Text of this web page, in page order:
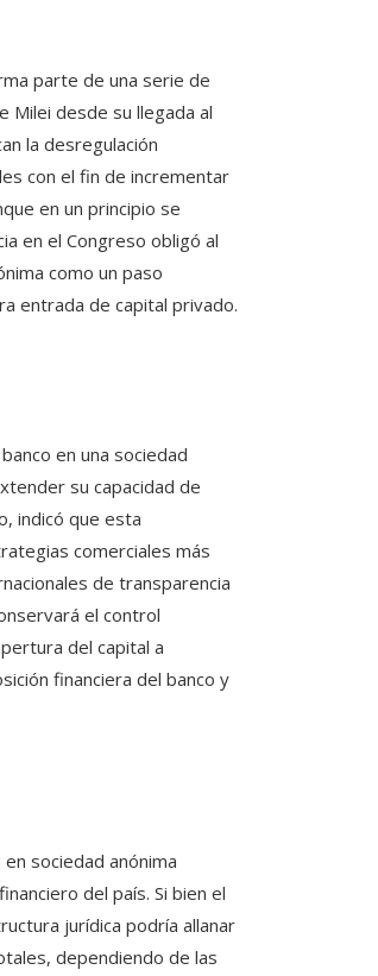
parte de una serie de
Milei desde su llegada al
la desregulación
con el fin de incrementar
en un principio se
en el Congreso obligó al
como un paso
entrada de capital privado.
en una sociedad
su capacidad de
indicó que esta
comerciales más
de transparencia
el control
del capital a
financiera del banco y
sociedad anónima
del país. Si bien el
jurídica podría allanar
dependiendo de las